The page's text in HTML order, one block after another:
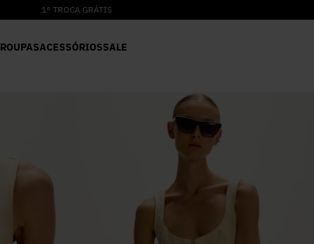
1° TROCA GRÁTIS
ROUPASACESSÓRIOSSALE